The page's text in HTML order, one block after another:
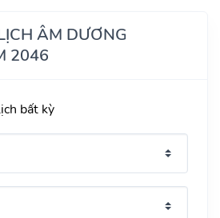
ÂM DƯƠNG
2046
bất kỳ